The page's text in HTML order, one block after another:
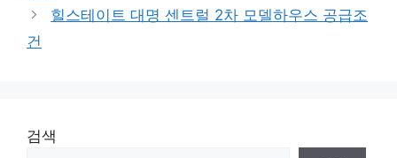
힐스테이트 대명 센트럴 2차 모델하우스 공급조
건
검색